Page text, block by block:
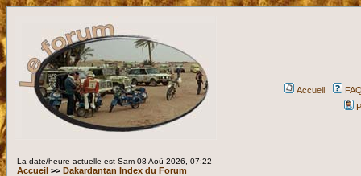
Accueil
La date/heure actuelle est Sam 08 Aoû 2026, 07:22
Accueil >> Dakardantan Index du Forum